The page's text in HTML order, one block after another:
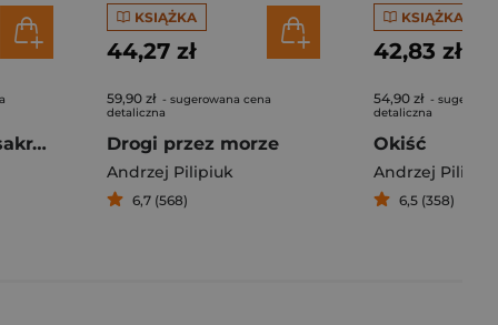
Wojsławicka masakra kosą łańcuchową
KSIĄŻKA
44,27 zł
59,90 zł - sugerowana cena
detaliczna
Drogi przez morze
Andrzej Pilipiuk
6,7 (568)
KSIĄŻKA
42,83 zł
54,90 zł -
detaliczna
Okiść
Andrzej
6,5 (358)